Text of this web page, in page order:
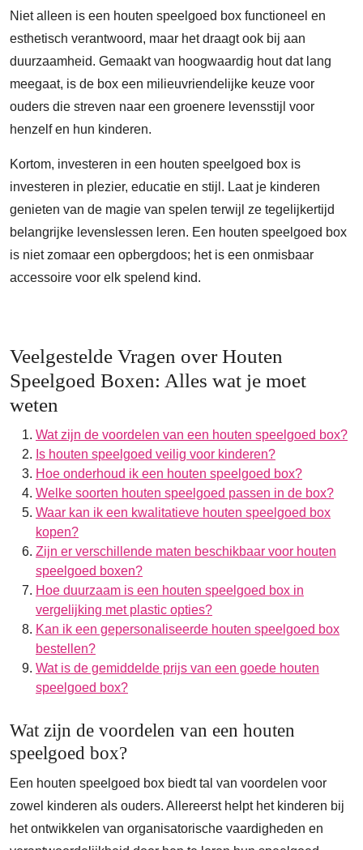
Niet alleen is een houten speelgoed box functioneel en
esthetisch verantwoord, maar het draagt ook bij aan
duurzaamheid. Gemaakt van hoogwaardig hout dat lang
meegaat, is de box een milieuvriendelijke keuze voor
ouders die streven naar een groenere levensstijl voor
henzelf en hun kinderen.
Kortom, investeren in een houten speelgoed box is
investeren in plezier, educatie en stijl. Laat je kinderen
genieten van de magie van spelen terwijl ze tegelijkertijd
belangrijke levenslessen leren. Een houten speelgoed box
is niet zomaar een opbergdoos; het is een onmisbaar
accessoire voor elk spelend kind.
Veelgestelde Vragen over Houten
Speelgoed Boxen: Alles wat je moet
weten
Wat zijn de voordelen van een houten speelgoed box?
Is houten speelgoed veilig voor kinderen?
Hoe onderhoud ik een houten speelgoed box?
Welke soorten houten speelgoed passen in de box?
Waar kan ik een kwalitatieve houten speelgoed box
kopen?
Zijn er verschillende maten beschikbaar voor houten
speelgoed boxen?
Hoe duurzaam is een houten speelgoed box in
vergelijking met plastic opties?
Kan ik een gepersonaliseerde houten speelgoed box
bestellen?
Wat is de gemiddelde prijs van een goede houten
speelgoed box?
Wat zijn de voordelen van een houten
speelgoed box?
Een houten speelgoed box biedt tal van voordelen voor
zowel kinderen als ouders. Allereerst helpt het kinderen bij
het ontwikkelen van organisatorische vaardigheden en